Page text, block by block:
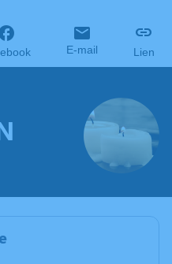
E-mail Lien